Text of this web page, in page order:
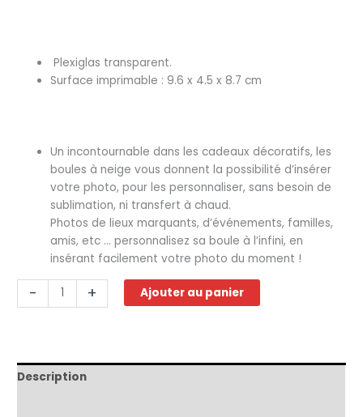
Plexiglas transparent.
Surface imprimable : 9.6 x 4.5 x 8.7 cm
Un incontournable dans les cadeaux décoratifs, les
boules à neige vous donnent la possibilité d’insérer
votre photo, pour les personnaliser, sans besoin de
sublimation, ni transfert à chaud.
Photos de lieux marquants, d’événements, familles,
amis, etc … personnalisez sa boule à l’infini, en
insérant facilement votre photo du moment !
-
quantité
de
Coeur
+ Ajouter au panier
Description